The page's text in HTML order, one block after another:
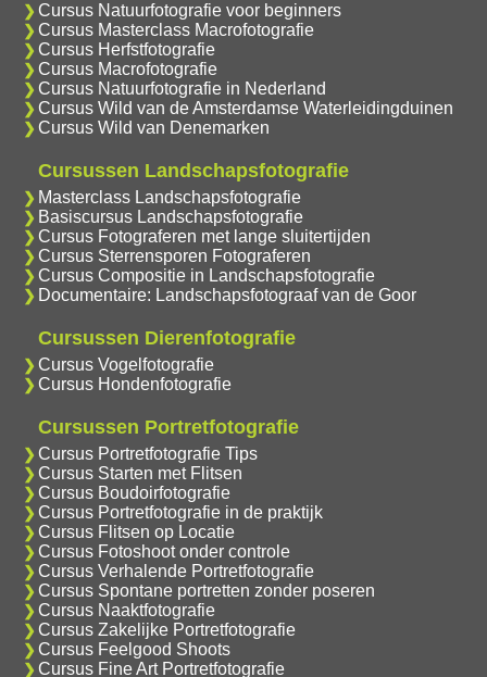
Cursus Natuurfotografie voor beginners
Cursus Masterclass Macrofotografie
Cursus Herfstfotografie
Cursus Macrofotografie
Cursus Natuurfotografie in Nederland
Cursus Wild van de Amsterdamse Waterleidingduinen
Cursus Wild van Denemarken
Cursussen Landschapsfotografie
Masterclass Landschapsfotografie
Basiscursus Landschapsfotografie
Cursus Fotograferen met lange sluitertijden
Cursus Sterrensporen Fotograferen
Cursus Compositie in Landschapsfotografie
Documentaire: Landschapsfotograaf van de Goor
Cursussen Dierenfotografie
Cursus Vogelfotografie
Cursus Hondenfotografie
Cursussen Portretfotografie
Cursus Portretfotografie Tips
Cursus Starten met Flitsen
Cursus Boudoirfotografie
Cursus Portretfotografie in de praktijk
Cursus Flitsen op Locatie
Cursus Fotoshoot onder controle
Cursus Verhalende Portretfotografie
Cursus Spontane portretten zonder poseren
Cursus Naaktfotografie
Cursus Zakelijke Portretfotografie
Cursus Feelgood Shoots
Cursus Fine Art Portretfotografie